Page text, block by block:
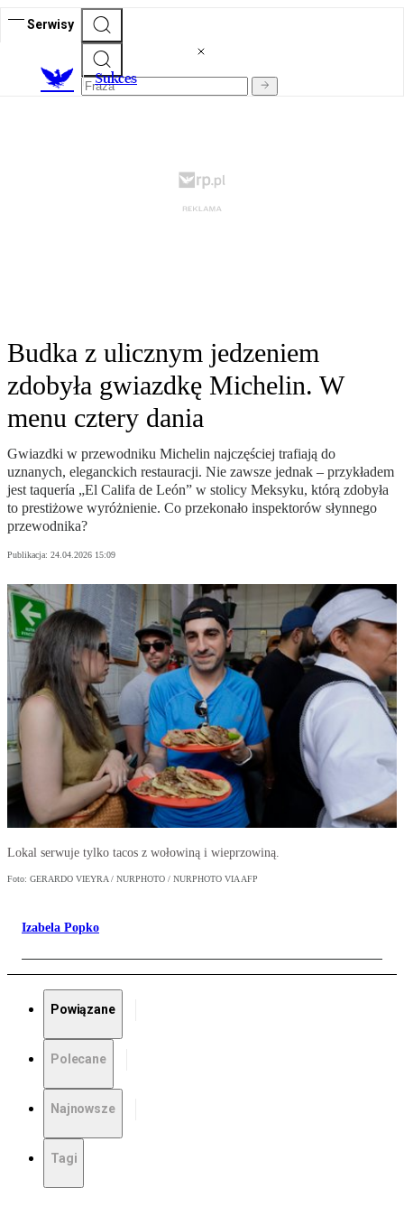
Serwisy
Sukces
Budka z ulicznym jedzeniem
zdobyła gwiazdkę Michelin. W
menu cztery dania
Gwiazdki w przewodniku Michelin najczęściej trafiają do
uznanych, eleganckich restauracji. Nie zawsze jednak – przykładem
jest taquería „El Califa de León” w stolicy Meksyku, którą zdobyła
to prestiżowe wyróżnienie. Co przekonało inspektorów słynnego
przewodnika?
Publikacja: 24.04.2026 15:09
Lokal serwuje tylko tacos z wołowiną i wieprzowiną.
Foto: GERARDO VIEYRA / NURPHOTO / NURPHOTO VIA AFP
Izabela Popko
Powiązane
Polecane
Najnowsze
Tagi